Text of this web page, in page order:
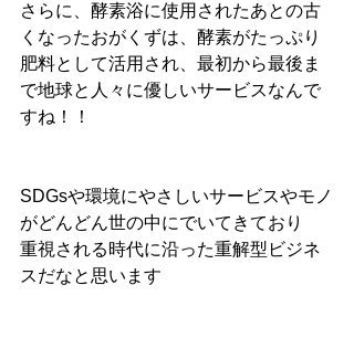
さらに、酵素浴に使用されたあとの古
くなったおがくずは、酵素がたっぷり
肥料として活用され、最初から最後ま
で地球と人々に優しいサービスなんで
すね！！
SDGsや環境にやさしいサービスやモノ
がどんどん世の中にでいてきており
重視される時代に沿った重解型ビジネ
スだなと思います